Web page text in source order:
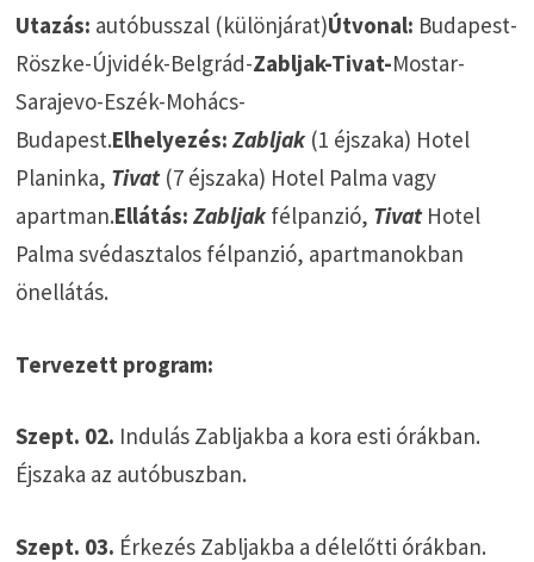
Utazás: autóbusszal (különjárat)Útvonal: Budapest-
Röszke-Újvidék-Belgrád-Zabljak-Tivat-Mostar-
Sarajevo-Eszék-Mohács-
Budapest.Elhelyezés: Zabljak (1 éjszaka) Hotel
Planinka, Tivat (7 éjszaka) Hotel Palma vagy
apartman.Ellátás: Zabljakfélpanzió, Tivat Hotel
Palma svédasztalos félpanzió, apartmanokban
önellátás.
Tervezett program:
Szept. 02. Indulás Zabljakba a kora esti órákban.
Éjszaka az autóbuszban.
Szept. 03. Érkezés Zabljakba a délelőtti órákban.